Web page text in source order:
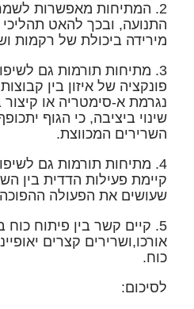
2. המתיחות מאפשרות
התנועה, ובכך להאט
מירידה ביכולת של רקמות
3. מתיחות תורמות גם
פונקציה של איזון בין
נגרמת א-סימטריה או קיצור
שינוי ביציבה, כי הגוף
השרירים המכווצת.
4. מתיחות תורמות גם
קיימת פעילות הדדית בין
שעושים את הפעולה ההפוכה
5. קיים קשר בין פיתוח כוח
אורכו,ושרירים קצרים
כוח.
לסיכום: